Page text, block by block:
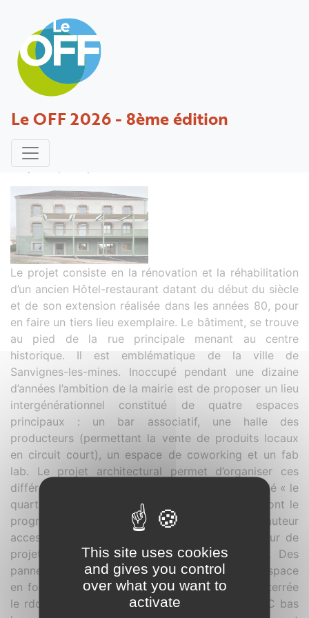
Le OFF 2026 - 8ème édition
Requalification et réhabilitation de
l'Hôtel-Restaurant le « Liberty » en
un tiers-lieu exemplaire
Projet déposé par COSTECALDE - 21 mars 2025
Le projet consiste en la rénovation et la réhabilitation
d’un ancien Hôtel-restaurant datant du début du siècle
et de son extension réalisée dans les années 80, pour
en faire un tiers lieu exemplaire. Le bâtiment, se trouve
au pied de la rue principale menant au centre
historique. Il est emblématique de la ville de
Sanvignes-les-mines. Inoccupé pendant une dizaine
d’années l’ambition de la mairie est de proposer un lieu
intergénérationnel constitué de quatre espaces
principaux : un bar associatif, une halle des
producteurs (permettant la vente de produits locaux
en circuit court), un espace de coworking et un fab
lab. Le projet architectural permet d’organiser ces
différentes fonctions autour d’un 5e espace appelé « le
quart lieux » celui qui se trouve au centre et dont le
programme n’est pas défini. En double hauteur
accessible depuis le haut commun il est le cœur de
projet, et sert de lien entre chaque fonction. Des
panneaux coulissants permettent de moduler l’espace
en fonction des besoins. La bâtisse est semi enterrée
le rdc haut ménage les accès principaux, le RDC bas
This site uses cookies
and gives you control
over what you want to
activate